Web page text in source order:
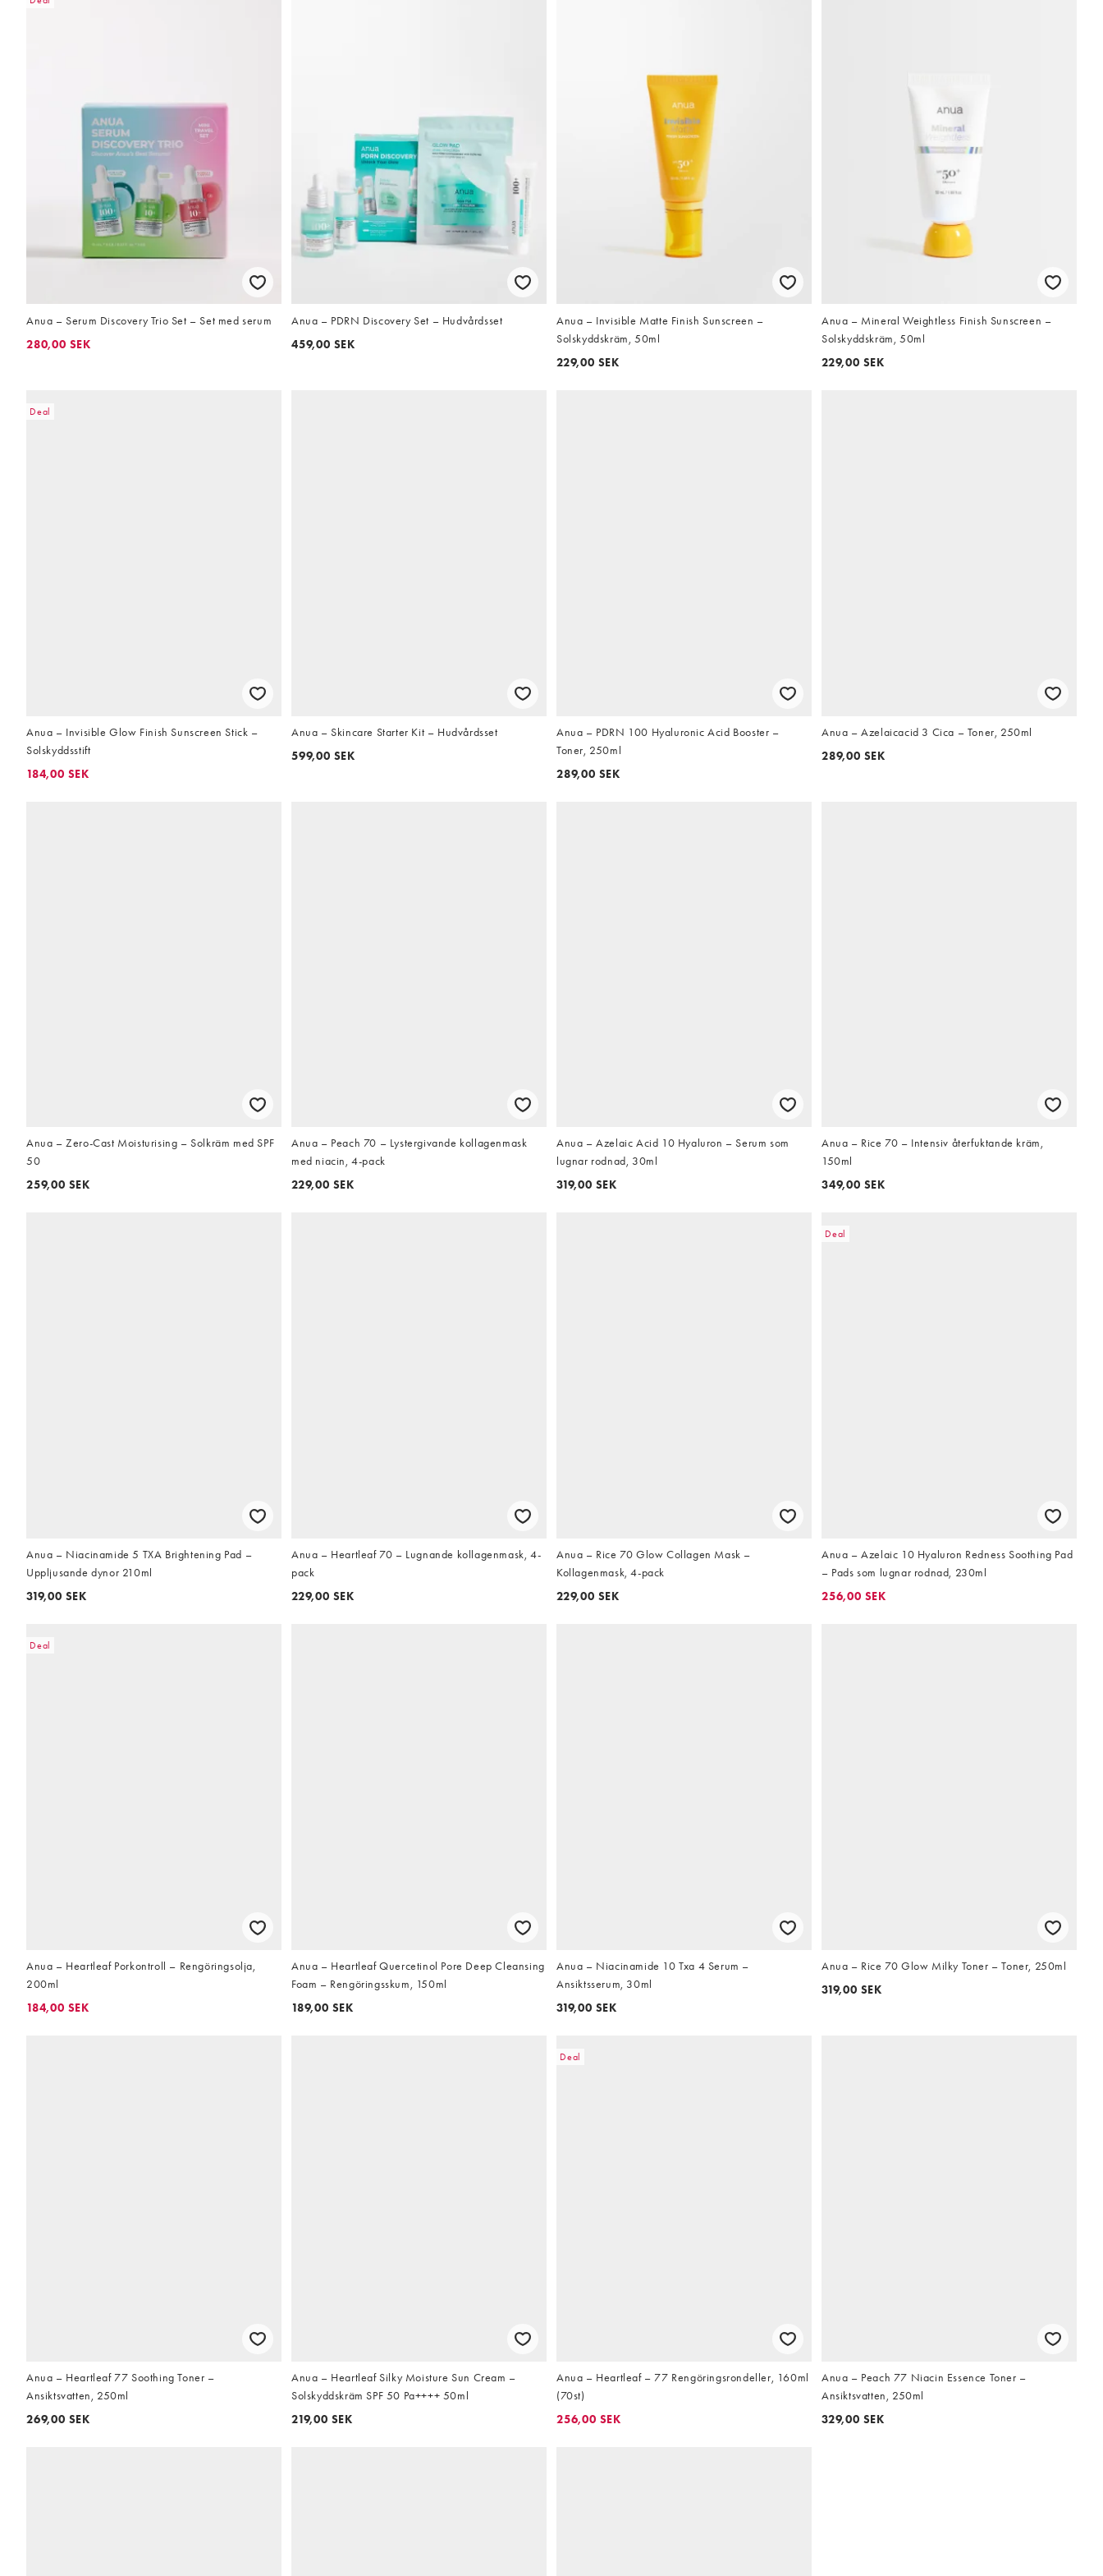
Anua – Serum Discovery Trio Set – Set med serum
280,00 SEK
Anua – PDRN Discovery Set – Hudvårdsset
459,00 SEK
Anua – Invisible Matte Finish Sunscreen –
Solskyddskräm, 50ml
229,00 SEK
Anua – Mineral Weightless Finish Sunscreen –
Solskyddskräm, 50ml
229,00 SEK
Deal
Anua – Invisible Glow Finish Sunscreen Stick –
Solskyddsstift
184,00 SEK
Anua – Skincare Starter Kit – Hudvårdsset
599,00 SEK
Anua – PDRN 100 Hyaluronic Acid Booster –
Toner, 250ml
289,00 SEK
Anua – Azelaicacid 3 Cica – Toner, 250ml
289,00 SEK
Anua – Zero-Cast Moisturising – Solkräm med SPF
50
259,00 SEK
Anua – Peach 70 – Lystergivande kollagenmask
med niacin, 4-pack
229,00 SEK
Anua – Azelaic Acid 10 Hyaluron – Serum som
lugnar rodnad, 30ml
319,00 SEK
Anua – Rice 70 – Intensiv återfuktande kräm,
150ml
349,00 SEK
Anua – Niacinamide 5 TXA Brightening Pad –
Uppljusande dynor 210ml
319,00 SEK
Anua – Heartleaf 70 – Lugnande kollagenmask, 4-
pack
229,00 SEK
Anua – Rice 70 Glow Collagen Mask –
Kollagenmask, 4-pack
229,00 SEK
Deal
Anua – Azelaic 10 Hyaluron Redness Soothing Pad
– Pads som lugnar rodnad, 230ml
256,00 SEK
Deal
Anua – Heartleaf Porkontroll – Rengöringsolja,
200ml
184,00 SEK
Anua – Heartleaf Quercetinol Pore Deep Cleansing
Foam – Rengöringsskum, 150ml
189,00 SEK
Anua – Niacinamide 10 Txa 4 Serum –
Ansiktsserum, 30ml
319,00 SEK
Anua – Rice 70 Glow Milky Toner – Toner, 250ml
319,00 SEK
Anua – Heartleaf 77 Soothing Toner –
Ansiktsvatten, 250ml
269,00 SEK
Anua – Heartleaf Silky Moisture Sun Cream –
Solskyddskräm SPF 50 Pa++++ 50ml
219,00 SEK
Deal
Anua – Heartleaf – 77 Rengöringsrondeller, 160ml
(70st)
256,00 SEK
Anua – Peach 77 Niacin Essence Toner –
Ansiktsvatten, 250ml
329,00 SEK